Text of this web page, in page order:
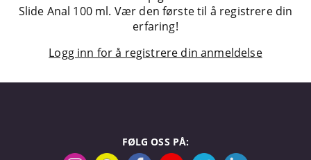
Slide Anal 100 ml. Vær den første til å registrere din
erfaring!
Logg inn for å registrere din anmeldelse
FØLG OSS PÅ: